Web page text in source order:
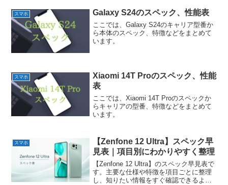
スマホ Galaxy S24のスペック、性能表
ここでは、Galaxy S24のキャリア型番か
ら本体のスペック、特徴などをまとめて
います。
スマホ
Xiaomi 14T Proのスペック、性能
表
ここでは、Xiaomi 14T Proのスペックか
らキャリアの型番、特徴などをまとめて
います。
スマホ
【Zenfone 12 Ultra】スペック早
見表｜項目別にわかりやすく整理
【Zenfone 12 Ultra】のスペック早見表で
す。主要な仕様や特徴を項目ごとに整理
し、知りたい情報をすぐ確認できるよう